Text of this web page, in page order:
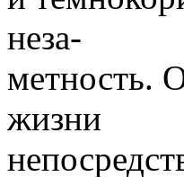
неза-
метность.
жизни